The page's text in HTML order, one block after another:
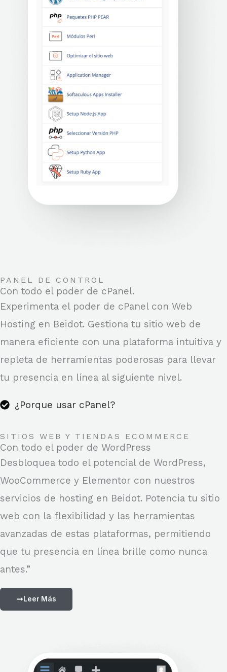
PANEL DE CONTROL
Con todo el poder de cPanel.
Experimenta el poder de cPanel con Web
Hosting en Beidot. Gestiona tu sitio web de
manera eficiente con una plataforma intuitiva y
repleta de herramientas poderosas para llevar
tu presencia en línea al siguiente nivel.
¿Porque usar cPanel?
SITIOS WEB Y TIENDAS ECOMMERCE
Con todo el poder de WordPress
Desbloquea todo el potencial de WordPress,
WooCommerce y Elementor con nuestros
servicios de hosting en Beidot. Potencia tu sitio
web con la flexibilidad y las herramientas
avanzadas de estas plataformas, permitiendo
que tu presencia en línea brille como nunca
antes.”
Leer Más